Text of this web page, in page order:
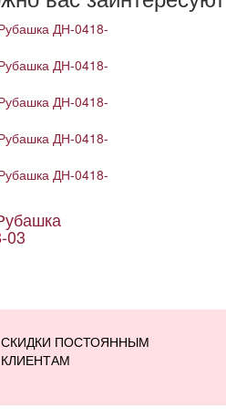
03
СКИДКИ ПОСТОЯННЫМ
КЛИЕНТАМ